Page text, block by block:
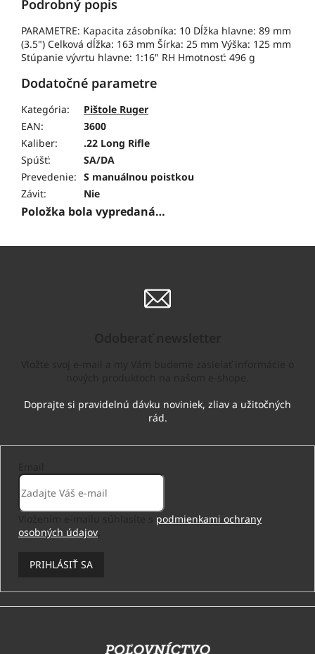
Podrobný popis
PARAMETRE: Kapacita zásobníka: 10 Dĺžka hlavne: 89 mm
(3.5") Celková dĺžka: 163 mm Šírka: 25 mm Výška: 125 mm
Stúpanie vývrtu hlavne: 1:16" RH Hmotnosť: 496 g
Dodatočné parametre
Kategória:
Pištole Ruger
EAN:
3600
Kaliber:
.22 Long Rifle
Spúšť:
SA/DA
Prevedenie: S manuálnou poistkou
Závit: Nie
Položka bola vypredaná…
podmienkami ochrany
osobných údajov
PRIHLÁSIŤ SA
Z